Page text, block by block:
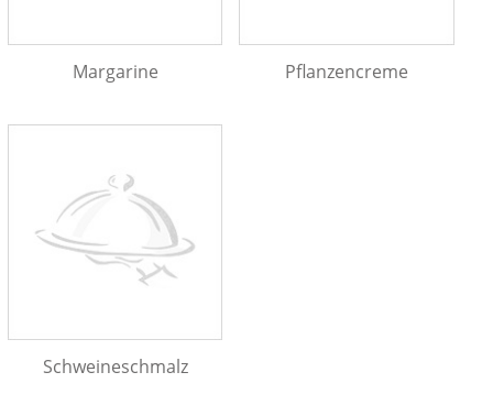
Margarine Pflanzencreme
Schweineschmalz